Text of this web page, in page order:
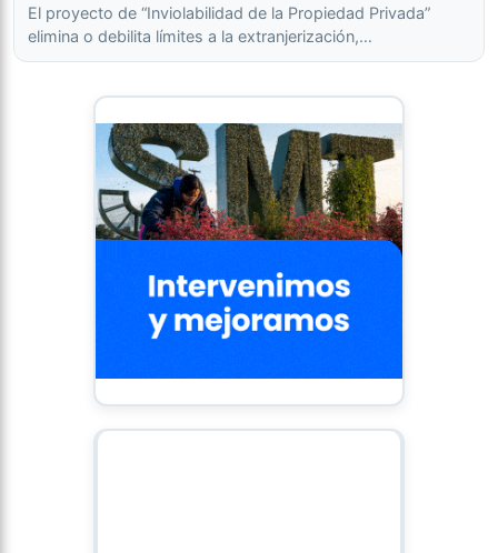
El proyecto de “Inviolabilidad de la Propiedad Privada”
elimina o debilita límites a la extranjerización,…